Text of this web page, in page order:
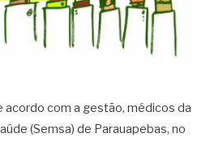
com a gestão, médicos da
(Semsa) de Parauapebas, no